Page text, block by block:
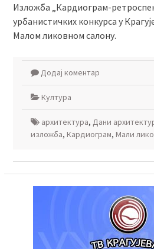
Изложба „Кардиограм-
урбанистичких конкурса у
Малом ликовном салону.
Додај коментар
Култура
архитектура, Дани
изложба, Кардиограм, Мали